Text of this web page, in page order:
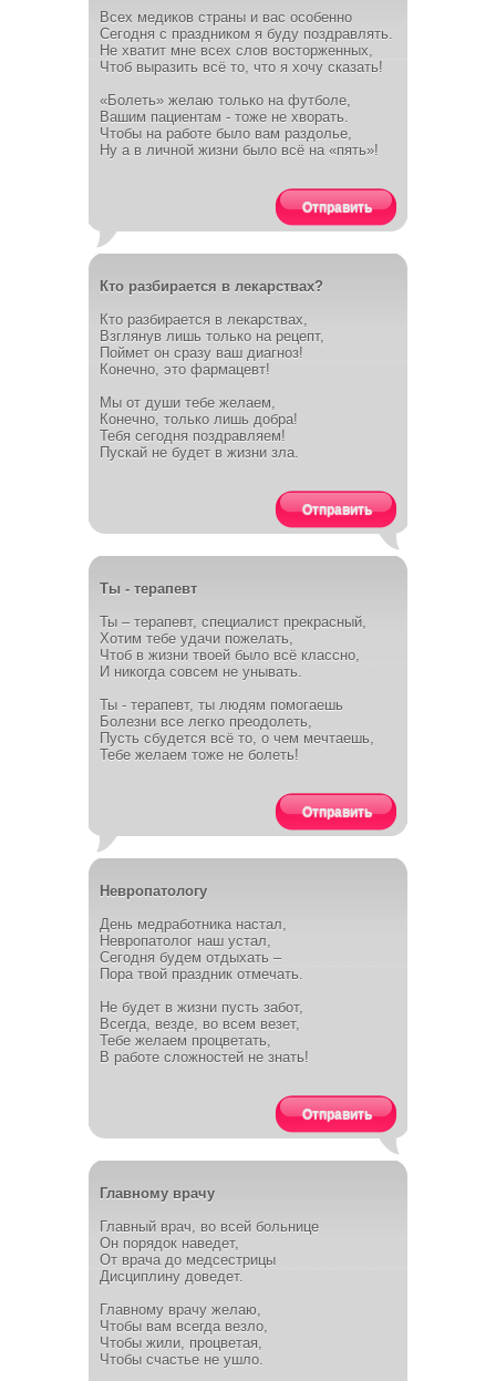
Всех медиков страны и вас особенно
Сегодня с праздником я буду поздравлять.
Не хватит мне всех слов восторженных,
Чтоб выразить всё то, что я хочу сказать!
«Болеть» желаю только на футболе,
Вашим пациентам - тоже не хворать.
Чтобы на работе было вам раздолье,
Ну а в личной жизни было всё на «пять»!
Отправить
Кто разбирается в лекарствах?
Кто разбирается в лекарствах,
Взглянув лишь только на рецепт,
Поймет он сразу ваш диагноз!
Конечно, это фармацевт!
Мы от души тебе желаем,
Конечно, только лишь добра!
Тебя сегодня поздравляем!
Пускай не будет в жизни зла.
Отправить
Ты - терапевт
Ты – терапевт, специалист прекрасный,
Хотим тебе удачи пожелать,
Чтоб в жизни твоей было всё классно,
И никогда совсем не унывать.
Ты - терапевт, ты людям помогаешь
Болезни все легко преодолеть,
Пусть сбудется всё то, о чем мечтаешь,
Тебе желаем тоже не болеть!
Отправить
Невропатологу
День медработника настал,
Невропатолог наш устал,
Сегодня будем отдыхать –
Пора твой праздник отмечать.
Не будет в жизни пусть забот,
Всегда, везде, во всем везет,
Тебе желаем процветать,
В работе сложностей не знать!
Отправить
Главному врачу
Главный врач, во всей больнице
Он порядок наведет,
От врача до медсестрицы
Дисциплину доведет.
Главному врачу желаю,
Чтобы вам всегда везло,
Чтобы жили, процветая,
Чтобы счастье не ушло.